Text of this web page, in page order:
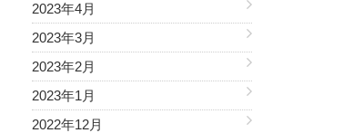
2023年4月
2023年3月
2023年2月
2023年1月
2022年12月